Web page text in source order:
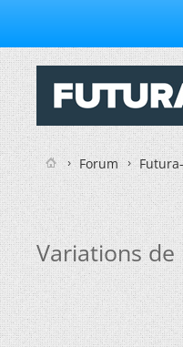
Forum
Variations